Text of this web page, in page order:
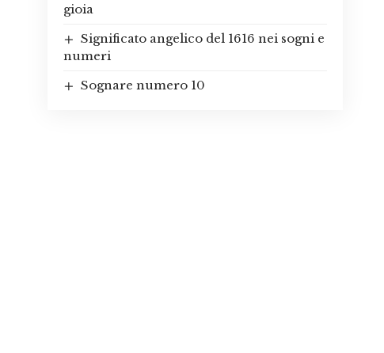
gioia
Significato angelico del 1616 nei sogni e
numeri
Sognare numero 10